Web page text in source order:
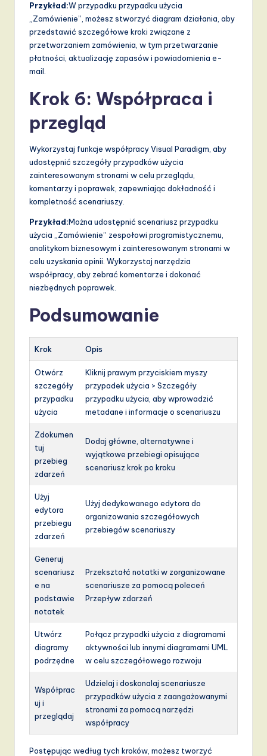
Przykład:W przypadku przypadku użycia
„Zamówienie”, możesz stworzyć diagram działania, aby
przedstawić szczegółowe kroki związane z
przetwarzaniem zamówienia, w tym przetwarzanie
płatności, aktualizację zapasów i powiadomienia e-
mail.
Krok 6: Współpraca i
przegląd
Wykorzystaj funkcje współpracy Visual Paradigm, aby
udostępnić szczegóły przypadków użycia
zainteresowanym stronami w celu przeglądu,
komentarzy i poprawek, zapewniając dokładność i
kompletność scenariuszy.
Przykład:Można udostępnić scenariusz przypadku
użycia „Zamówienie” zespołowi programistycznemu,
analitykom biznesowym i zainteresowanym stronami w
celu uzyskania opinii. Wykorzystaj narzędzia
współpracy, aby zebrać komentarze i dokonać
niezbędnych poprawek.
Podsumowanie
Krok Opis
Otwórz
szczegóły
przypadku
użycia
Kliknij prawym przyciskiem myszy
przypadek użycia > Szczegóły
przypadku użycia, aby wprowadzić
metadane i informacje o scenariuszu
Zdokumen
tuj
przebieg
zdarzeń
Dodaj główne, alternatywne i
wyjątkowe przebiegi opisujące
scenariusz krok po kroku
Użyj
edytora
przebiegu
zdarzeń
Użyj dedykowanego edytora do
organizowania szczegółowych
przebiegów scenariuszy
Generuj
scenariusz
e na
podstawie
notatek
Przekształć notatki w zorganizowane
scenariusze za pomocą poleceń
Przepływ zdarzeń
Utwórz
diagramy
podrzędne
Połącz przypadki użycia z diagramami
aktywności lub innymi diagramami UML
w celu szczegółowego rozwoju
Współprac
uj i
przeglądaj
Udzielaj i doskonalaj scenariusze
przypadków użycia z zaangażowanymi
stronami za pomocą narzędzi
współpracy
Postępując według tych kroków, możesz tworzyć